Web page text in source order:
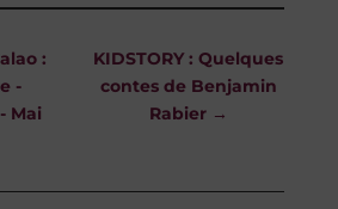
:
-
Mai
KIDSTORY : Quelques
contes de Benjamin
Rabier→